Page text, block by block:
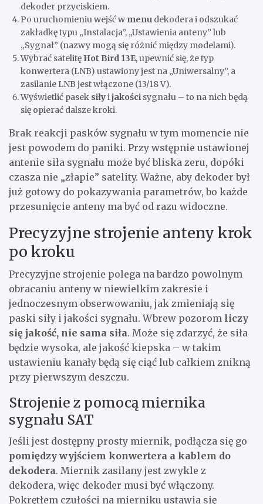
dekoder przyciskiem.
Po uruchomieniu wejść w menu dekodera i odszukać
zakładkę typu „Instalacja”, „Ustawienia anteny” lub
„Sygnał” (nazwy mogą się różnić między modelami).
Wybrać satelitę Hot Bird 13E, upewnić się, że typ
konwertera (LNB) ustawiony jest na „Uniwersalny”, a
zasilanie LNB jest włączone (13/18 V).
Wyświetlić pasek siłyijakości sygnału – to na nich będą
się opierać dalsze kroki.
Brak reakcji pasków sygnału w tym momencie nie
jest powodem do paniki. Przy wstępnie ustawionej
antenie siła sygnału może być bliska zeru, dopóki
czasza nie „złapie” satelity. Ważne, aby dekoder był
już gotowy do pokazywania parametrów, bo każde
przesunięcie anteny ma być od razu widoczne.
Precyzyjne strojenie anteny krok
po kroku
Precyzyjne strojenie polega na bardzo powolnym
obracaniu anteny w niewielkim zakresie i
jednoczesnym obserwowaniu, jak zmieniają się
paski siły i jakości sygnału. Wbrew pozorom liczy
się jakość, nie sama siła. Może się zdarzyć, że siła
będzie wysoka, ale jakość kiepska – w takim
ustawieniu kanały będą się ciąć lub całkiem znikną
przy pierwszym deszczu.
Strojenie z pomocą miernika
sygnału SAT
Jeśli jest dostępny prosty miernik, podłącza się go
pomiędzy wyjściem konwertera a kablem do
dekodera. Miernik zasilany jest zwykle z
dekodera, więc dekoder musi być włączony.
Pokrętłem czułości na mierniku ustawia się